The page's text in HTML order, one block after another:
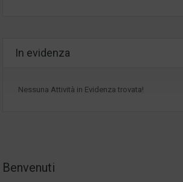
In evidenza
Nessuna Attività in Evidenza trovata!
Benvenuti